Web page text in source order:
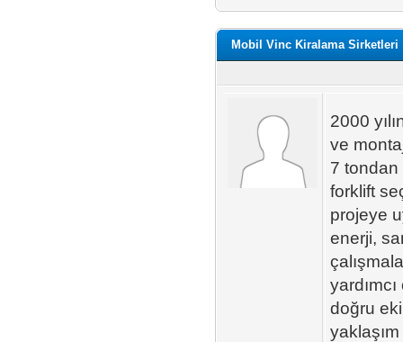
Mobil Vinc Kiralama Sirketleri
2000
ve
7 tondan
forklift
projeye
enerji,
doğru